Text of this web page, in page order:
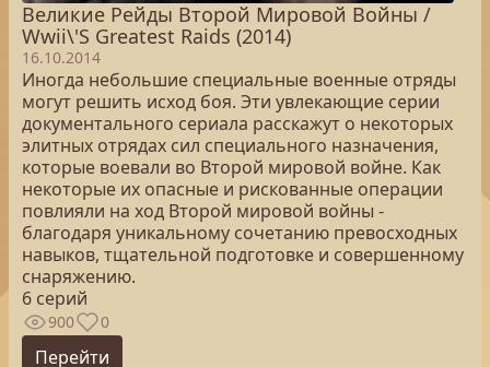
Великие Рейды Второй Мировой Войны /
Wwii\'S Greatest Raids (2014)
16.10.2014
Иногда небольшие специальные военные отряды
могут решить исход боя. Эти увлекающие серии
документального сериала расскажут о некоторых
элитных отрядах сил специального назначения,
которые воевали во Второй мировой войне. Как
некоторые их опасные и рискованные операции
повлияли на ход Второй мировой войны -
благодаря уникальному сочетанию превосходных
навыков, тщательной подготовке и совершенному
снаряжению.
6 серий
900 0
Перейти